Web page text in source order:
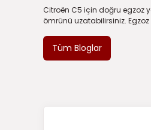
Citroën C5 için doğru egzoz
ömrünü uzatabilirsiniz.
Tüm Bloglar